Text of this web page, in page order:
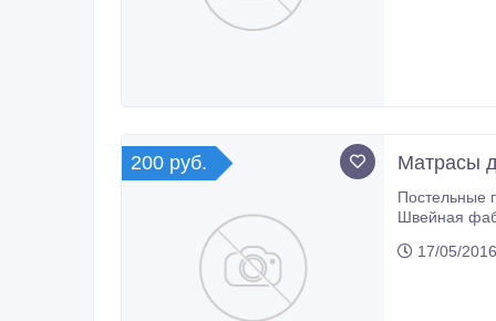
200 руб. Матрасы
Постельные принадлежности – это то, что
Швейная
17/05/